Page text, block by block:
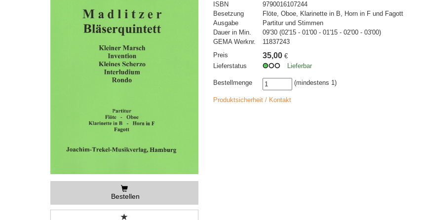
Bestellen
ISBN
9790016107244
Besetzung
Flöte, Oboe, Klarinette in B, Horn in F und Fagott
Ausgabe
Partitur und Stimmen
Dauer in Min.
09'30 (02'15 - 01'00 - 01'15 - 02'00 - 03'00)
GEMA Werknr.
11837243
Preis
35,00 €
Lieferstatus
Lieferbar
Bestellmenge (mindestens 1)
Produktsicherheit / Kontakt